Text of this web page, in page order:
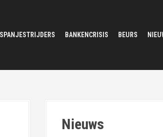
SPANJESTRIJDERS BANKENCRISIS BEURS
Nieuws